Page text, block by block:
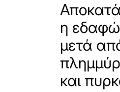
η
μετά
και